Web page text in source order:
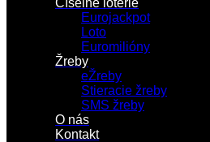
Číselné lotérie
Eurojackpot
Loto
Euromilióny
Žreby
eŽreby
Stieracie žreby
SMS žreby
O nás
Kontakt